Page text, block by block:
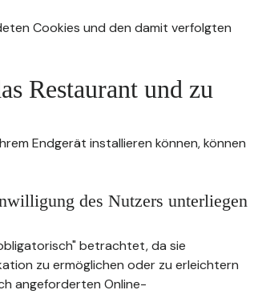
Cookies und den damit verfolgten
Restaurant und zu
Endgerät installieren können, können
des Nutzers unterliegen
betrachtet, da sie
zu ermöglichen oder zu erleichtern
angeforderten Online-